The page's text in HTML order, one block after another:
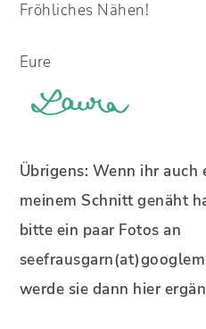
Fröhliches Nähen!
Eure
Übrigens: Wenn ihr auch
meinem Schnitt genäht
bitte ein paar Fotos an
werde sie dann hier